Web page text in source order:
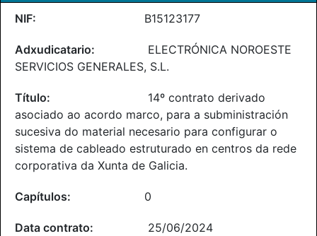
B15123177
ELECTRÓNICA NOROESTE
SERVICIOS GENERALES, S.L.
14º contrato derivado
asociado ao acordo marco, para a subministración
sucesiva do material necesario para configurar o
sistema de cableado estruturado en centros da rede
corporativa da Xunta de Galicia.
0
25/06/2024